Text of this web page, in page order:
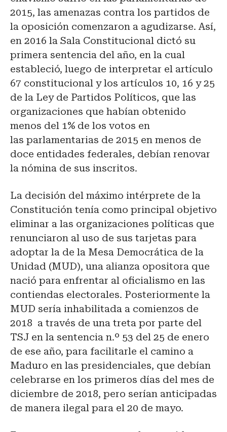
2015, las amenazas contra los partidos de
la oposición comenzaron a agudizarse. Así,
en 2016 la Sala Constitucional dictó su
primera sentencia del año, en la cual
estableció, luego de interpretar el artículo
67 constitucional y los artículos 10, 16 y 25
de la Ley de Partidos Políticos, que las
organizaciones que habían obtenido
menos del 1% de los votos en
las parlamentarias de 2015 en menos de
doce entidades federales, debían renovar
la nómina de sus inscritos.
La decisión del máximo intérprete de la
Constitución tenía como principal objetivo
eliminar a las organizaciones políticas que
renunciaron al uso de sus tarjetas para
adoptar la de la Mesa Democrática de la
Unidad (MUD), una alianza opositora que
nació para enfrentar al oficialismo en las
contiendas electorales. Posteriormente la
MUD sería inhabilitada a comienzos de
2018 a través de una treta por parte del
TSJ en la sentencia n.º 53 del 25 de enero
de ese año, para facilitarle el camino a
Maduro en las presidenciales, que debían
celebrarse en los primeros días del mes de
diciembre de 2018, pero serían anticipadas
de manera ilegal para el 20 de mayo.